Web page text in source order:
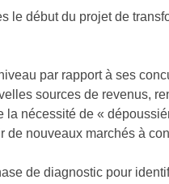
le début du projet de
par rapport à ses
sources de revenus,
la nécessité de «
de nouveaux marchés à
de diagnostic pour